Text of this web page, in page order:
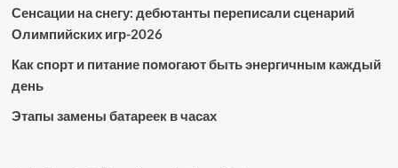
Сенсации на снегу: дебютанты переписали сценарий
Олимпийских игр-2026
Как спорт и питание помогают быть энергичным каждый
день
Этапы замены батареек в часах